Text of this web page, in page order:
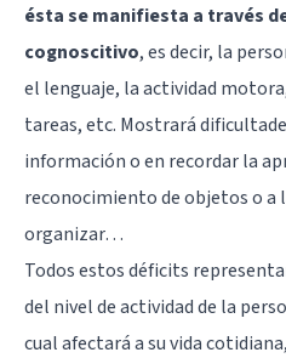
ésta se manifiesta a través
cognoscitivo, es decir, la
el lenguaje, la actividad
tareas, etc. Mostrará
información o en recordar la
reconocimiento de objetos o a
organizar…
Todos estos déficits
del nivel de actividad de la
cual afectará a su vida